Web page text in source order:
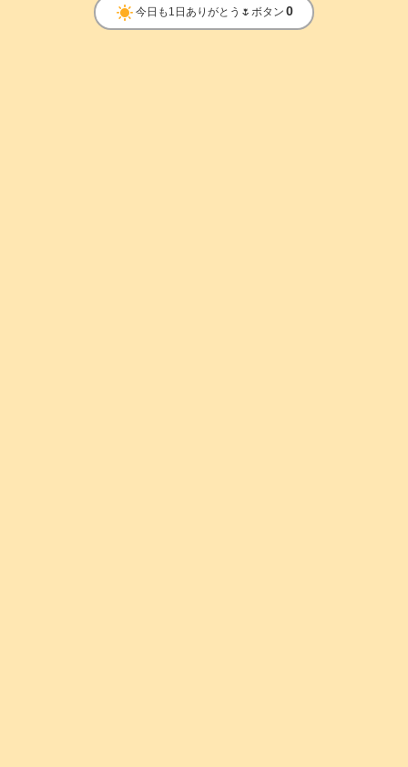
clear_day 今日も1日ありがとう🌷ボタン 0